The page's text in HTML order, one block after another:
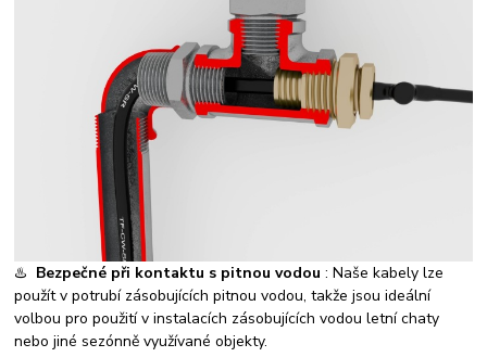
♨️ Bezpečné při kontaktu s pitnou vodou : Naše kabely lze
použít v potrubí zásobujících pitnou vodou, takže jsou ideální
volbou pro použití v instalacích zásobujících vodou letní chaty
nebo jiné sezónně využívané objekty.